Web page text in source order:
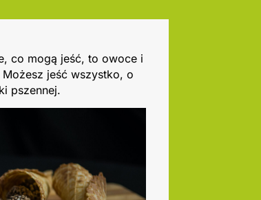
co mogą jeść, to owoce i
jeść wszystko, o
pszennej.